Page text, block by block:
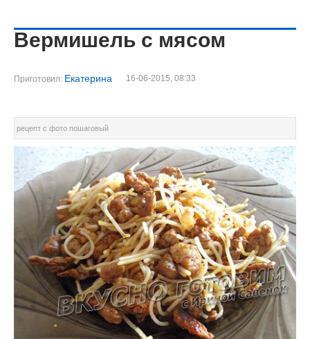
Вермишель с мясом
Приготовил: Екатерина 16-06-2015, 08:33
рецепт с фото пошаговый